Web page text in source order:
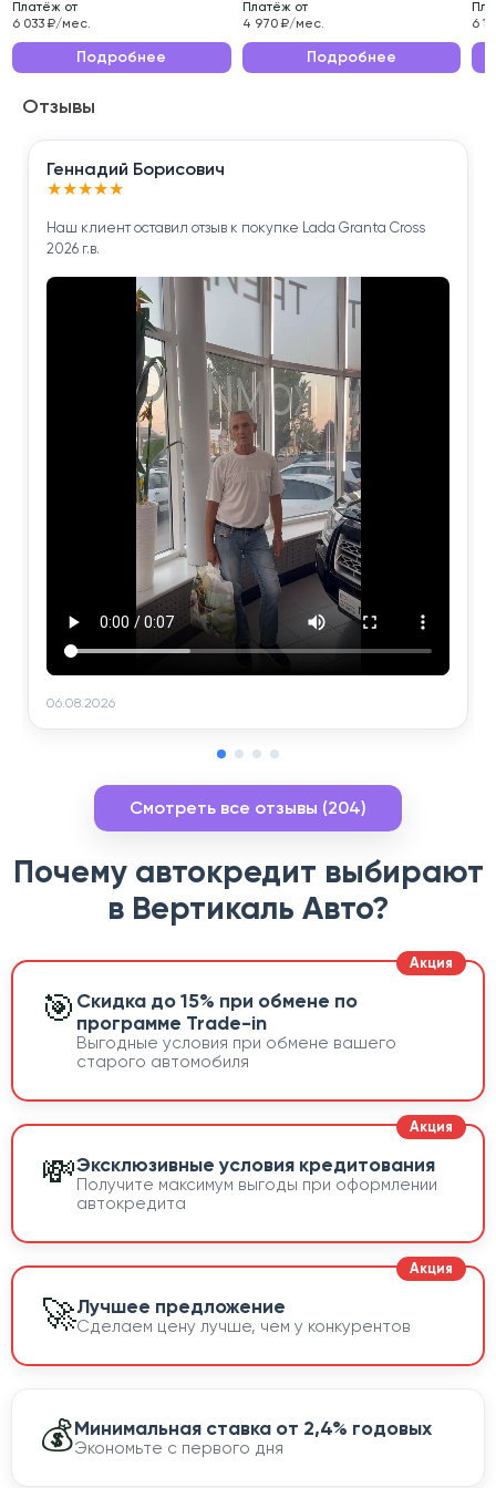
Эксплуатационные характеристики данного
автомобиля делают его идеальным выбором для
путешествий.
Приобретая Volkswagen Polo 2011 года , вы
получаете надёжного помощника для решения
Платёж от
6 033 ₽/мес.
Подробнее
Платёж от
4 970 ₽/мес.
Подробнее
6
Отзывы
Геннадий Борисович
★★★★★
Наш клиент оставил отзыв к покупке Lada Granta Cross
2026 г.в.
06.08.2026
Смотреть все отзывы (204)
Почему автокредит выбирают
в Вертикаль Авто?
🎯 Скидка до 15% при обмене по
программе Trade-in
Выгодные условия при обмене вашего
старого автомобиля
💸Эксклюзивные условия кредитования
Получите максимум выгоды при оформлении
автокредита
🚀Лучшее предложение
Сделаем цену лучше, чем у конкурентов
💰Минимальная ставка от 2,4% годовых
Экономьте с первого дня